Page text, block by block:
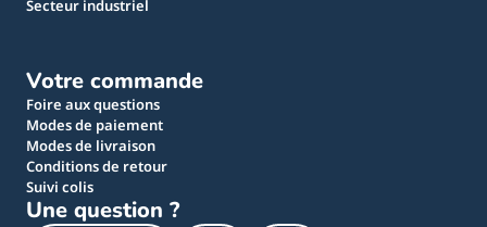
Secteur industriel
Votre commande
Foire aux questions
Modes de paiement
Modes de livraison
Conditions de retour
Suivi colis
Une question ?